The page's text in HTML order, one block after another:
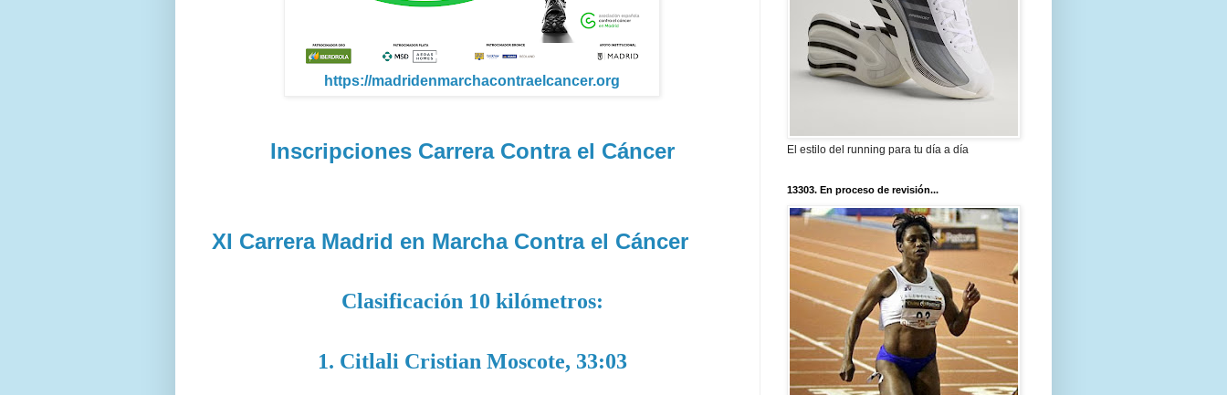
https://madridenmarchacontraelcancer.org
Inscripciones Carrera Contra el Cáncer
XI Carrera Madrid en Marcha Contra el Cáncer
Clasificación 10 kilómetros:
1. Citlali Cristian Moscote, 33:03
El estilo del running para tu día a día
13303. En proceso de revisión...